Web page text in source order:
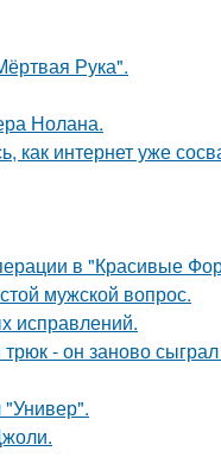
Рука".
Нолана.
как интернет уже
в "Красивые
мужской вопрос.
исправлений.
- он заново сыграл